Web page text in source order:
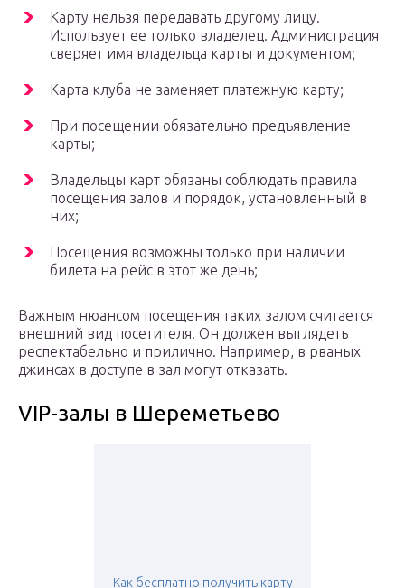
Карту нельзя передавать другому лицу.
Использует ее только владелец. Администрация
сверяет имя владельца карты и документом;
Карта клуба не заменяет платежную карту;
При посещении обязательно предъявление
карты;
Владельцы карт обязаны соблюдать правила
посещения залов и порядок, установленный в
них;
Посещения возможны только при наличии
билета на рейс в этот же день;
Важным нюансом посещения таких залом считается
внешний вид посетителя. Он должен выглядеть
респектабельно и прилично. Например, в рваных
джинсах в доступе в зал могут отказать.
VIP-залы в Шереметьево
Как бесплатно получить карту